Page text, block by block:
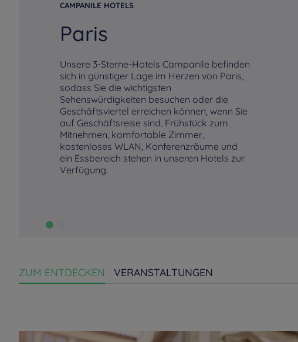
CAMPANILE HOTELS
Paris
Unsere 3-Sterne-Hotels Campanile befinden
sich in günstiger Lage im Herzen von Paris,
sodass Sie die wichtigsten
Sehenswürdigkeiten besuchen oder die
Geschäftsviertel erreichen können, wenn Sie
auf Geschäftsreise sind. Frühstück zum
Mitnehmen, komfortable Zimmer,
kostenloses WLAN, Konferenzräume und
ein Essbereich stehen in unseren Hotels zur
Verfügung.
ZUM ENTDECKEN VERANSTALTUNGEN